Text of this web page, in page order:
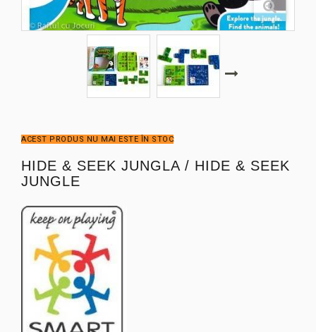
ACEST PRODUS NU MAI ESTE ÎN STOC
HIDE & SEEK JUNGLA / HIDE & SEEK
JUNGLE